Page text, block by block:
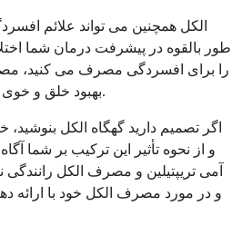
الکل همچنین می تواند علائم
طور بالقوه در پیشرفت درمان شما
را برای افسردگی مصرف می کنید،
بهبود خلق و خوی مورد نظر شما را دشوارتر کند.
اگر تصمیم دارید گهگاه الکل بنوشید،
و از نحوه تأثیر این ترکیب بر شما
آمی تریپتیلین و مصرف الکل رانندگی
و در مورد مصرف الکل خود با ارائه